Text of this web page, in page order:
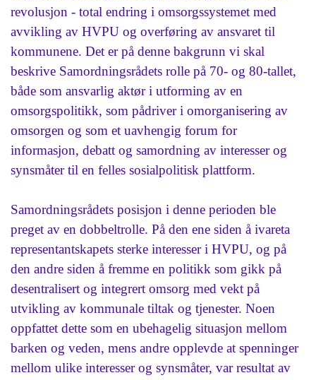
revolusjon - total endring i omsorgssystemet med
avvikling av HVPU og overføring av ansvaret til
kommunene. Det er på denne bakgrunn vi skal
beskrive Samordningsrådets rolle på 70- og 80-tallet,
både som ansvarlig aktør i utforming av en
omsorgspolitikk, som pådriver i omorganisering av
omsorgen og som et uavhengig forum for
informasjon, debatt og samordning av interesser og
synsmåter til en felles sosialpolitisk plattform.
Samordningsrådets posisjon i denne perioden ble
preget av en dobbeltrolle. På den ene siden å ivareta
representantskapets sterke interesser i HVPU, og på
den andre siden å fremme en politikk som gikk på
desentralisert og integrert omsorg med vekt på
utvikling av kommunale tiltak og tjenester. Noen
oppfattet dette som en ubehagelig situasjon mellom
barken og veden, mens andre opplevde at spenninger
mellom ulike interesser og synsmåter, var resultat av